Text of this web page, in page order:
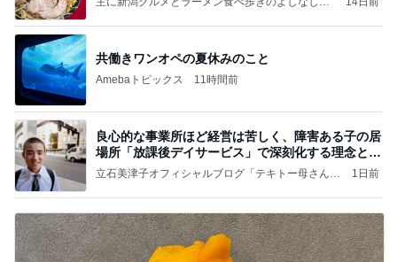
共働きワンオペの夏休みのこと
Amebaトピックス 11時間前
良心的な事業所ほど経営は苦しく、障害ある子の居
場所「放課後デイサービス」で深刻化する理念と現
実の
立石美津子オフィシャルブログ「テキトー母さんの
1日前